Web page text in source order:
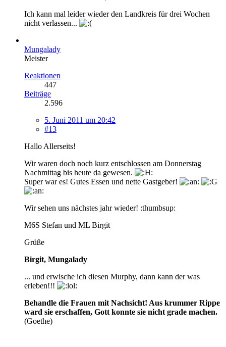
Ich kann mal leider wieder den Landkreis für drei Wochen
nicht verlassen...
Mungalady
Meister
Reaktionen
447
Beiträge
2.596
5. Juni 2011 um 20:42
#13
Hallo Allerseits!
Wir waren doch noch kurz entschlossen am Donnerstag
Nachmittag bis heute da gewesen.
Super war es! Gutes Essen und nette Gastgeber!
Wir sehen uns nächstes jahr wieder! :thumbsup:
M6S Stefan und ML Birgit
Grüße
Birgit, Mungalady
... und erwische ich diesen Murphy, dann kann der was
erleben!!!
Behandle die Frauen mit Nachsicht! Aus krummer Rippe
ward sie erschaffen, Gott konnte sie nicht grade machen.
(Goethe)